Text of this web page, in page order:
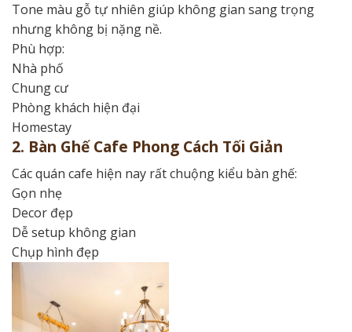
Tone màu gỗ tự nhiên giúp không gian sang trọng
nhưng không bị nặng nề.
Phù hợp:
Nhà phố
Chung cư
Phòng khách hiện đại
Homestay
2. Bàn Ghế Cafe Phong Cách Tối Giản
Các quán cafe hiện nay rất chuộng kiểu bàn ghế:
Gọn nhẹ
Decor đẹp
Dễ setup không gian
Chụp hình đẹp